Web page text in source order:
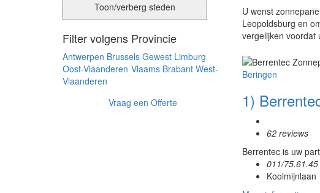
U wenst
Leopoldsburg en
vergelijken voordat
Beringen
1)
62 reviews
Berrentec is uw
011/75.61.45
Koolmijnlaan
Toon/verberg steden
Filter volgens Provincie
Antwerpen Brussels Gewest Limburg
Oost-Vlaanderen Vlaams Brabant West-
Vlaanderen
Vraag een Offerte